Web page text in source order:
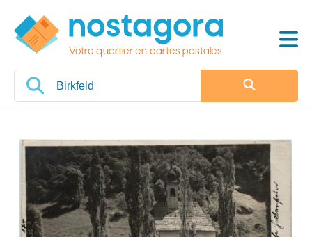
Votre quartier en cartes postales